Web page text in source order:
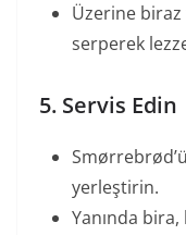
Üzerine biraz
serperek
5. Servis Edin
yerleştirin.
Yanında